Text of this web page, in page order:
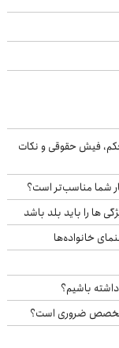
فیش حقوقی و نکات
شما مناسب‌تر است؟
ها را باید بلد باشد
باشیم؟
متخصص ضروری است؟